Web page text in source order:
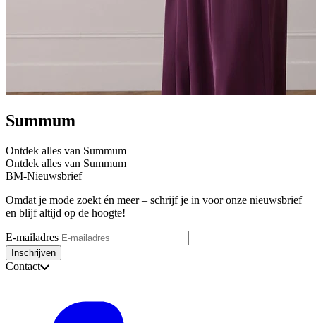
Summum
Ontdek alles van Summum
Ontdek alles van Summum
BM-Nieuwsbrief
Omdat je mode zoekt én meer – schrijf je in voor onze nieuwsbrief
en blijf altijd op de hoogte!
E-mailadres
Inschrijven
Contact